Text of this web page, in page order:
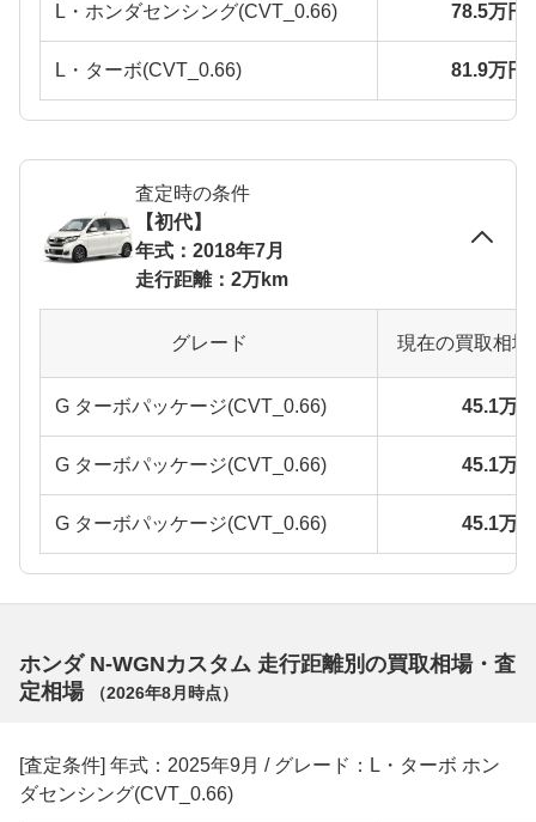
L・ホンダセンシング(CVT_0.66) 78.5万円
L・ターボ(CVT_0.66) 81.9万円
査定時の条件
【初代】
年式：2018年7月
走行距離：2万km
グレード 現在の買取相
G ターボパッケージ(CVT_0.66) 45.1万
G ターボパッケージ(CVT_0.66) 45.1万
G ターボパッケージ(CVT_0.66) 45.1万
ホンダ N-WGNカスタム 走行距離別の買取相場・査
定相場
（2026年8月 時点）
[査定条件] 年式：2025年9月 / グレード：L・ターボ ホン
ダセンシング(CVT_0.66)